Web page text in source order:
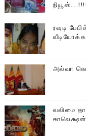
நியூஸ்….!!!!
ரவுடி
அல்வா
வலிமை
காலெக்ஷன்